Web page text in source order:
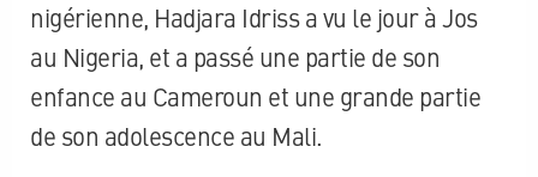
nigérienne, Hadjara Idriss a vu le jour à Jos
au Nigeria, et a passé une partie de son
enfance au Cameroun et une grande partie
de son adolescence au Mali.